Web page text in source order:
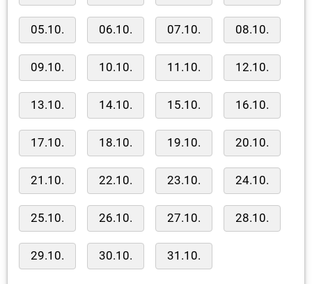
05.10. 06.10. 07.10. 08.10.
09.10. 10.10. 11.10. 12.10.
13.10. 14.10. 15.10. 16.10.
17.10. 18.10. 19.10. 20.10.
21.10. 22.10. 23.10. 24.10.
25.10. 26.10. 27.10. 28.10.
29.10. 30.10. 31.10.